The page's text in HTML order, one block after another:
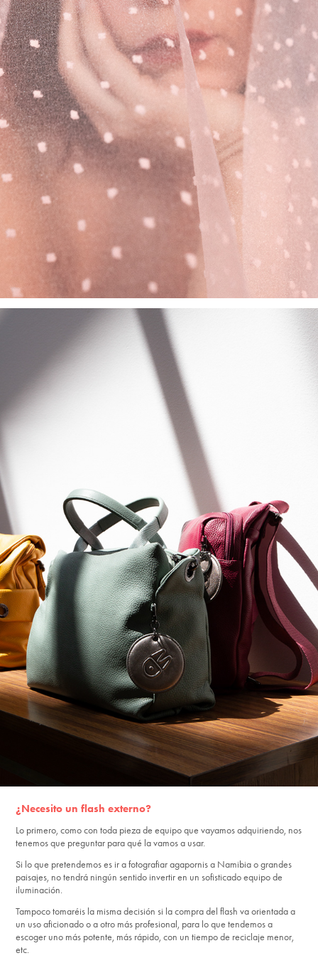
¿Necesito un flash externo?
Lo primero, como con toda pieza de equipo que vayamos adquiriendo, nos
tenemos que preguntar para qué la vamos a usar.
Si lo que pretendemos es ir a fotografiar agapornis a Namibia o grandes
paisajes, no tendrá ningún sentido invertir en un sofisticado equipo de
iluminación.
Tampoco tomaréis la misma decisión si la compra del flash va orientada a
un uso aficionado o a otro más profesional, para lo que tendemos a
escoger uno más potente, más rápido, con un tiempo de reciclaje menor,
etc.